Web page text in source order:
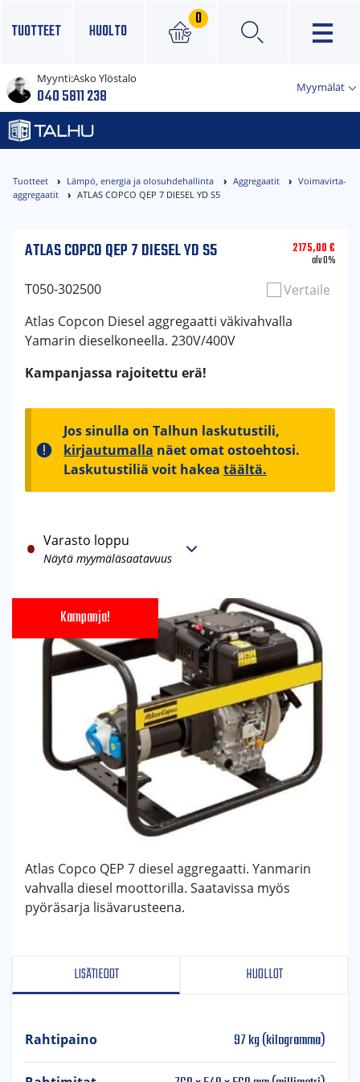
TUOTTEET HUOLTO
0
×
Myynti:Asko Ylöstalo
040 5811 238 Myymälät
Tuotteet Lämpö, energia ja olosuhdehallinta Aggregaatit
Voimavirta-
aggregaatit
ATLAS COPCO QEP 7 DIESEL YD S5
ATLAS COPCO QEP 7 DIESEL YD S5 2175,00€
alv 0%
T050-302500
Vertaile
Atlas Copcon Diesel aggregaatti väkivahvalla
Yamarin dieselkoneella. 230V/400V
Kampanjassa rajoitettu erä!
Jos sinulla on Talhun laskutustili,
kirjautumalla näet omat ostoehtosi.
Laskutustiliä voit hakea täältä.
Varasto loppu
Näytä myymäläsaatavuus
LISÄTIEDOT HUOLLOT
Rahtipaino 97 kg (kilogramma)
Atlas Copco QEP 7 diesel aggregaatti. Yanmarin
vahvalla diesel moottorilla. Saatavissa myös
pyöräsarja lisävarusteena.